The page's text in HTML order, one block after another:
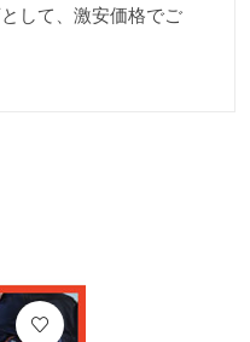
して、激安価格でご